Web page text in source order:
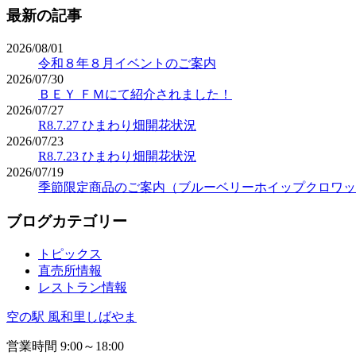
最新の記事
2026/08/01
令和８年８月イベントのご案内
2026/07/30
ＢＥＹ ＦＭにて紹介されました！
2026/07/27
R8.7.27 ひまわり畑開花状況
2026/07/23
R8.7.23 ひまわり畑開花状況
2026/07/19
季節限定商品のご案内（ブルーベリーホイップクロワッ
ブログカテゴリー
トピックス
直売所情報
レストラン情報
空の駅 風和里しばやま
営業時間 9:00～18:00